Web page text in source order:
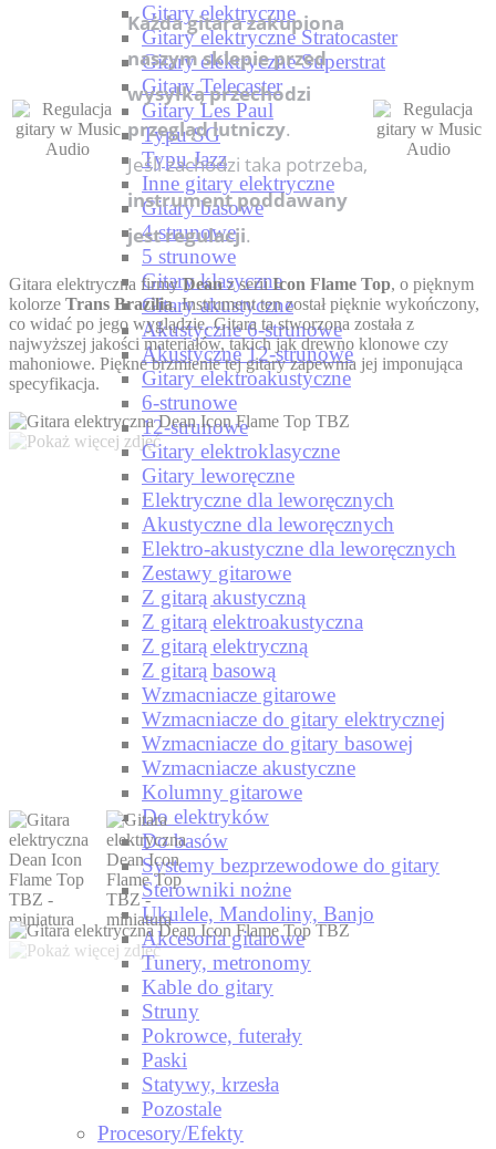
Gitary elektryczne
Gitary elektryczne Stratocaster
Gitary elektryczne Superstrat
Gitary Telecaster
Gitary Les Paul
Typu SG
Typu Jazz
Inne gitary elektryczne
Gitary basowe
4 strunowe
5 strunowe
Gitary klasyczne
Gitary akustyczne
Akustyczne 6-strunowe
Akustyczne 12-strunowe
Gitary elektroakustyczne
6-strunowe
12-strunowe
Gitary elektroklasyczne
Gitary leworęczne
Elektryczne dla leworęcznych
Akustyczne dla leworęcznych
Elektro-akustyczne dla leworęcznych
Zestawy gitarowe
Z gitarą akustyczną
Z gitarą elektroakustyczna
Z gitarą elektryczną
Z gitarą basową
Wzmacniacze gitarowe
Wzmacniacze do gitary elektrycznej
Wzmacniacze do gitary basowej
Wzmacniacze akustyczne
Kolumny gitarowe
Do elektryków
Do basów
Systemy bezprzewodowe do gitary
Sterowniki nożne
Ukulele, Mandoliny, Banjo
Akcesoria gitarowe
Tunery, metronomy
Kable do gitary
Struny
Pokrowce, futerały
Paski
Statywy, krzesła
Pozostale
Procesory/Efekty
Każda gitara zakupiona
naszym sklepie przed
wysyłką przechodzi
przegląd lutniczy.
Jeśli zachodzi taka potrzeba,
instrument poddawany
jest regulacji.
Gitara elektryczna firmyDeanz seriiIcon Flame Top, o pięknym
kolorze Trans Brazilia. Instrument ten został pięknie wykończony,
co widać po jego wyglądzie. Gitara ta stworzona została z
najwyższej jakości materiałów, takich jak drewno klonowe czy
mahoniowe. Piękne brzmienie tej gitary zapewnia jej imponująca
specyfikacja.